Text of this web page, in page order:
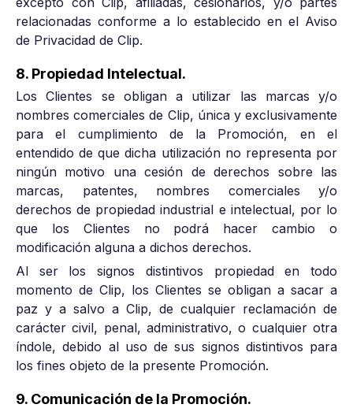
relacionadas conforme a lo establecido en el Aviso
de Privacidad de Clip.
8. Propiedad Intelectual.
Los Clientes se obligan a utilizar las marcas y/o
nombres comerciales de Clip, única y exclusivamente
para el cumplimiento de la Promoción, en el
entendido de que dicha utilización no representa por
ningún motivo una cesión de derechos sobre las
marcas, patentes, nombres comerciales y/o
derechos de propiedad industrial e intelectual, por lo
que los Clientes no podrá hacer cambio o
modificación alguna a dichos derechos.
Al ser los signos distintivos propiedad en todo
momento de Clip, los Clientes se obligan a sacar a
paz y a salvo a Clip, de cualquier reclamación de
carácter civil, penal, administrativo, o cualquier otra
índole, debido al uso de sus signos distintivos para
los fines objeto de la presente Promoción.
9. Comunicación de la Promoción.